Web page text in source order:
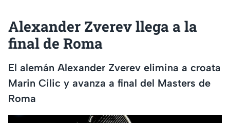
Alexander Zverev llega a la
final de Roma
El alemán Alexander Zverev elimina a croata
Marin Cilic y avanza a final del Masters de
Roma